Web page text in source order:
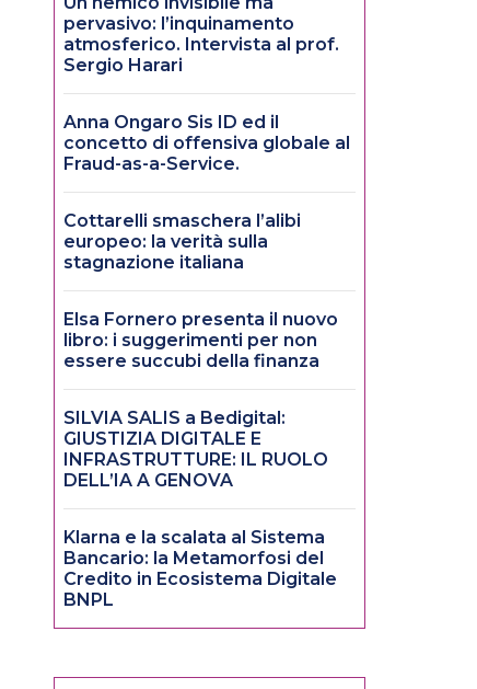
pervasivo: l’inquinamento
atmosferico. Intervista al prof.
Sergio Harari
Anna Ongaro Sis ID ed il
concetto di offensiva globale al
Fraud-as-a-Service.
Cottarelli smaschera l’alibi
europeo: la verità sulla
stagnazione italiana
Elsa Fornero presenta il nuovo
libro: i suggerimenti per non
essere succubi della finanza
SILVIA SALIS a Bedigital:
GIUSTIZIA DIGITALE E
INFRASTRUTTURE: IL RUOLO
DELL’IA A GENOVA
Klarna e la scalata al Sistema
Bancario: la Metamorfosi del
Credito in Ecosistema Digitale
BNPL